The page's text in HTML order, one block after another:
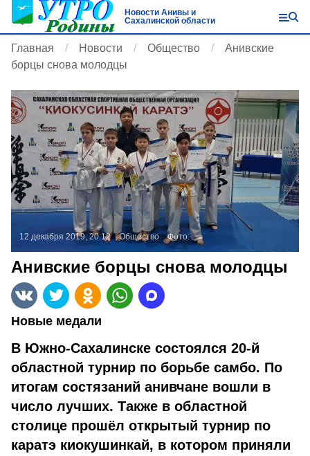
Новости Анивы и
Сахалинской области
Главная Новости Общество
Анивские
борцы снова молодцы
12 декабря 2019, 20:12 Общество Фото:
Анивские борцы снова молодцы
Новые медали
В Южно-Сахалинске состоялся 20-й
областной турнир по борьбе самбо. По
итогам состязаний анивчане вошли в
число лучших. Также в областной
столице прошёл открытый турнир по
каратэ киокушинкай, в котором приняли